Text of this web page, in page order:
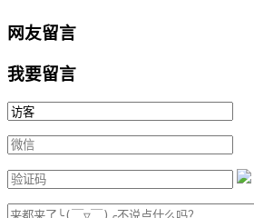
网友留言
我要留言